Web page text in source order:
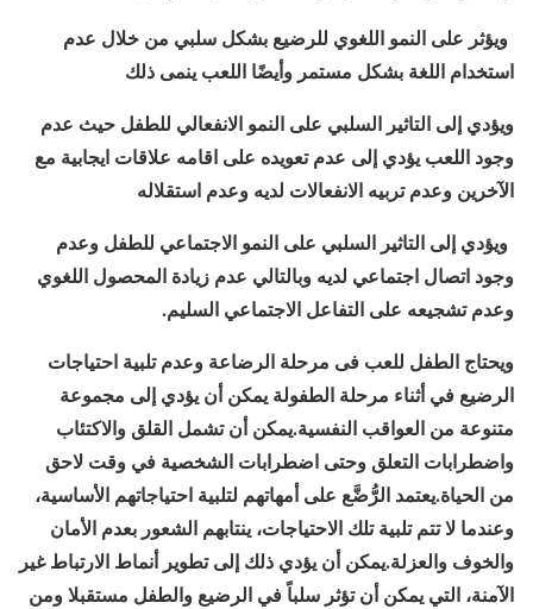
ويؤثر على النمو اللغوي للرضيع بشكل سلبي من خلال عدم
استخدام اللغة بشكل مستمر وأيضًا اللعب ينمى ذلك
ويؤدي إلى التاثير السلبي على النمو الانفعالي للطفل حيث عدم
وجود اللعب يؤدي إلى عدم تعويده على اقامه علاقات ايجابية مع
الآخرين وعدم تربيه الانفعالات لديه وعدم استقلاله
ويؤدي إلى التاثير السلبي على النمو الاجتماعي للطفل وعدم
وجود اتصال اجتماعي لديه وبالتالي عدم زيادة المحصول اللغوي
وعدم تشجيعه على التفاعل الاجتماعي السليم.
ويحتاج الطفل للعب فى مرحلة الرضاعة وعدم تلبية احتياجات
الرضيع في أثناء مرحلة الطفولة يمكن أن يؤدي إلى مجموعة
متنوعة من العواقب النفسية.يمكن أن تشمل القلق والاكتئاب
واضطرابات التعلق وحتى اضطرابات الشخصية في وقت لاحق
من الحياة.يعتمد الرُّضَّع على أمهاتهم لتلبية احتياجاتهم الأساسية،
وعندما لا تتم تلبية تلك الاحتياجات، ينتابهم الشعور بعدم الأمان
والخوف والعزلة.يمكن أن يؤدي ذلك إلى تطوير أنماط الارتباط غير
الآمنة، التي يمكن أن تؤثر سلباً في الرضيع والطفل مستقبلا ومن